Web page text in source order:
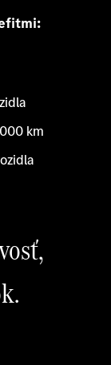
km